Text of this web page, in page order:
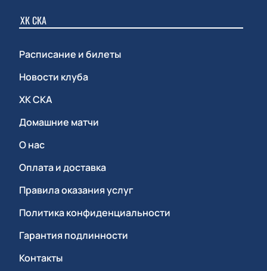
ХК СКА
Расписание и билеты
Новости клуба
ХК СКА
Домашние матчи
О нас
Оплата и доставка
Правила оказания услуг
Политика конфиденциальности
Гарантия подлинности
Контакты